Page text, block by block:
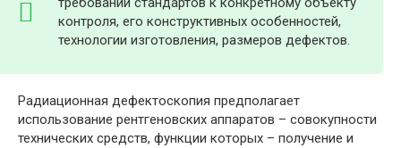
контроля, его конструктивных особенностей,
технологии изготовления, размеров дефектов.
Радиационная дефектоскопия предполагает
использование рентгеновских аппаратов – совокупности
технических средств, функции которых – получение и